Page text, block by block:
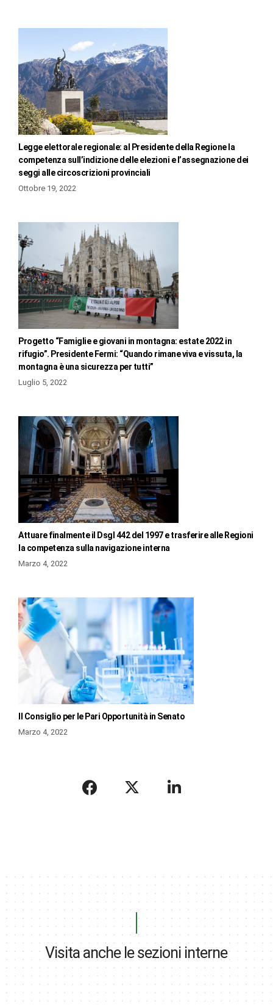
Legge elettorale regionale: al Presidente della Regione la
competenza sull’indizione delle elezioni e l’assegnazione dei
seggi alle circoscrizioni provinciali
Ottobre 19, 2022
Progetto “Famiglie e giovani in montagna: estate 2022 in
rifugio”. Presidente Fermi: “Quando rimane viva e vissuta, la
montagna è una sicurezza per tutti”
Luglio 5, 2022
Attuare finalmente il Dsgl 442 del 1997 e trasferire alle Regioni
la competenza sulla navigazione interna
Marzo 4, 2022
Il Consiglio per le Pari Opportunità in Senato
Marzo 4, 2022
Visita anche le sezioni interne